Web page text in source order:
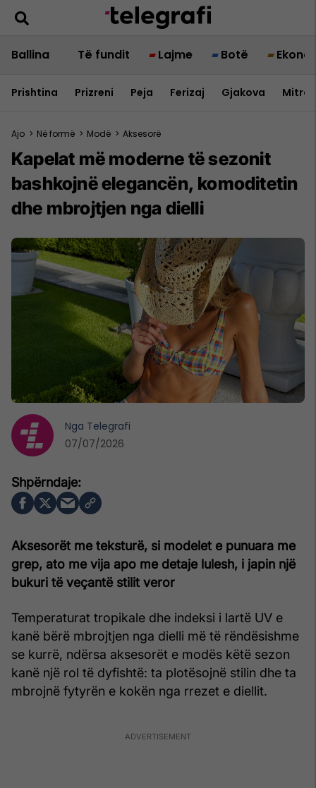
Ballina Të fundit Lajme Botë
Prishtina Prizreni Peja Ferizaj Gjakova
Ajo > Në formë > Modë > Aksesorë
Kapelat më moderne të sezonit
bashkojnë elegancën, komoditetin
dhe mbrojtjen nga dielli
Aksesorët me teksturë, si modelet e punuara me
grep, ato me vija apo me detaje lulesh, i japin një
bukuri të veçantë stilit veror
Temperaturat tropikale dhe indeksi i lartë UV e
kanë bërë mbrojtjen nga dielli më të rëndësishme
se kurrë, ndërsa aksesorët e modës këtë sezon
kanë një rol të dyfishtë: ta plotësojnë stilin dhe ta
mbrojnë fytyrën e kokën nga rrezet e diellit.
Nga Telegrafi
07/07/2026